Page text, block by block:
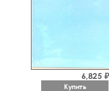
6,825 ₽
Купить